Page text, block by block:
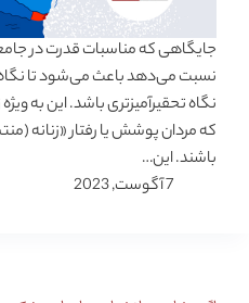
جایگاهی که مناسبات قدرت در
نسبت می‌دهد باعث می‌شود تا
نگاه تحقیرآمیزتری باشد. این به
که مردان پوشش یا رفتار «زنانه
باشند. این…
7 آگوست, 2023